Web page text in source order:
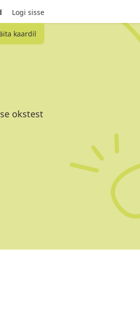
Logi sisse
kaardil
okstest